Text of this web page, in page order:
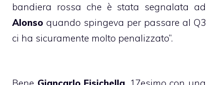
bandiera rossa che è stata segnalata ad
Alonso quando spingeva per passare al Q3
ci ha sicuramente molto penalizzato”.